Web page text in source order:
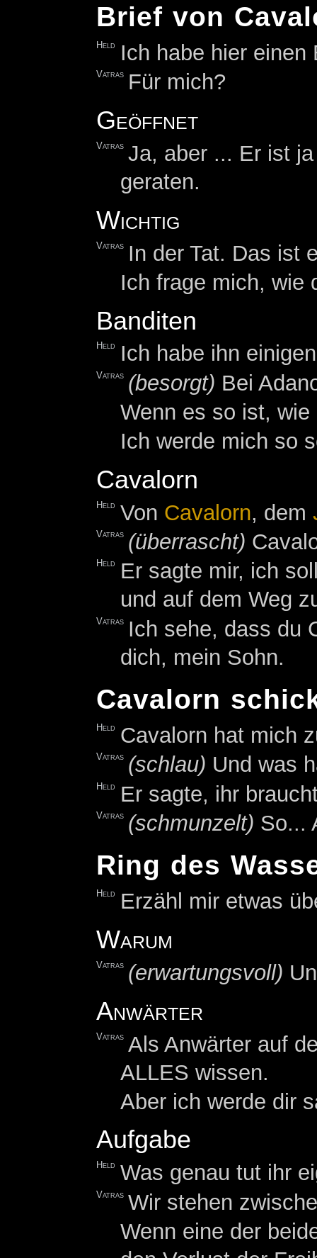
Brief von
Held Ich habe hier einen
Vatras Für mich?
Geöffnet
Vatras Ja, aber ... Er ist
geraten.
Wichtig
Vatras In der Tat. Das ist
Ich frage mich, wie
Banditen
Held Ich habe ihn
Vatras (besorgt) Bei
Wenn es so ist,
Ich werde mich so
Cavalorn
Held Von Cavalorn, dem
Vatras (überrascht)
Held
Er sagte mir, ich
und auf dem Weg
Vatras Ich sehe, dass du
dich, mein Sohn.
Cavalorn
Held Cavalorn hat mich
Vatras (schlau) Und was
Held Er sagte, ihr
Vatras (schmunzelt) So...
Ring des
Held Erzähl mir etwas
Warum
Vatras (erwartungsvoll)
Anwärter
Vatras Als Anwärter auf
ALLES wissen.
Aber ich werde dir
Aufgabe
Held Was genau tut ihr
Vatras Wir stehen
Wenn eine der